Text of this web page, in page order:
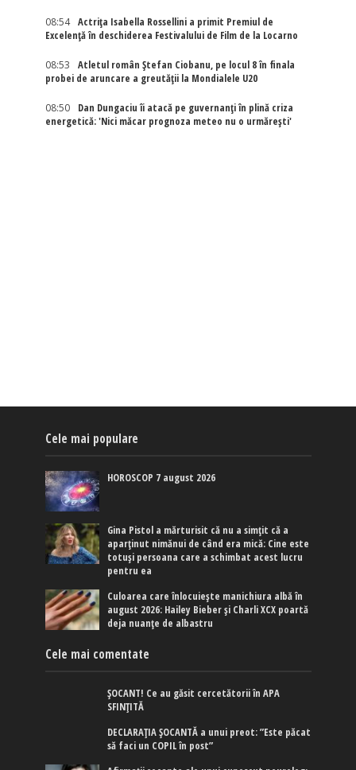
08:54
Actriţa Isabella Rossellini a primit Premiul de
Excelenţă în deschiderea Festivalului de Film de la Locarno
08:53
Atletul român Ștefan Ciobanu, pe locul 8 în finala
probei de aruncare a greutății la Mondialele U20
08:50
Dan Dungaciu îi atacă pe guvernanți în plină criza
energetică: 'Nici măcar prognoza meteo nu o urmărești'
Cele mai populare
HOROSCOP 7 august 2026
Gina Pistol a mărturisit că nu a simțit că a
aparținut nimănui de când era mică: Cine este
totuși persoana care a schimbat acest lucru
pentru ea
Culoarea care înlocuiește manichiura albă în
august 2026: Hailey Bieber și Charli XCX poartă
deja nuanțe de albastru
Cele mai comentate
ȘOCANT! Ce au găsit cercetătorii în APA
SFINȚITĂ
DECLARAȚIA ȘOCANTĂ a unui preot: ”Este păcat
să faci un COPIL în post”